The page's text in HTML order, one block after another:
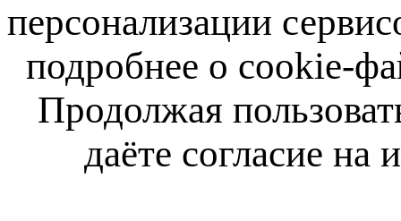
персонализации
подробнее о cookie-
Продолжая
даёте согласие